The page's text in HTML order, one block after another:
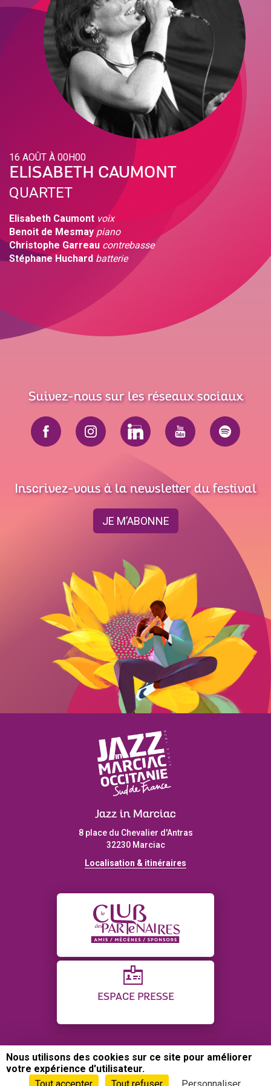
16 AOÛT À 00H00
ELISABETH CAUMONT
QUARTET
Elisabeth Caumont voix
Benoit de Mesmay piano
Christophe Garreau contrebasse
Stéphane Huchard batterie
Suivez-nous sur les réseaux sociaux
Inscrivez-vous à la newsletter du festival
JE M’ABONNE
Jazz in Marciac
8 place du Chevalier d'Antras
32230 Marciac
Localisation & itinéraires
ESPACE PRESSE
CONTACT PLAN DU SITE
CRÉDITS
POLITIQUE DE CONFIDENTIALITÉ
GESTION DES COOKIES
Nous utilisons des cookies sur ce site pour améliorer
votre expérience d'utilisateur.